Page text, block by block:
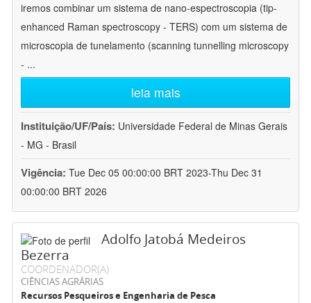
iremos combinar um sistema de nano-espectroscopia (tip-
enhanced Raman spectroscopy - TERS) com um sistema de
microscopia de tunelamento (scanning tunnelling microscopy
- ...
leia mais
Instituição/UF/País: Universidade Federal de Minas Gerais
- MG - Brasil
Vigência: Tue Dec 05 00:00:00 BRT 2023-Thu Dec 31
00:00:00 BRT 2026
Adolfo Jatobá Medeiros
Bezerra
COORDENADOR(A)
CIÊNCIAS AGRÁRIAS
Recursos Pesqueiros e Engenharia de Pesca